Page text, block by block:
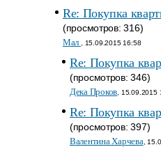
Re: Покупка
(просмотров: 316)
Мал , 15.09.2015 16:58
Re: Покупка
(просмотров: 346)
Дека Проков , 15.09.2015
Re: Покупка
(просмотров: 397)
Валентина Харчева ,